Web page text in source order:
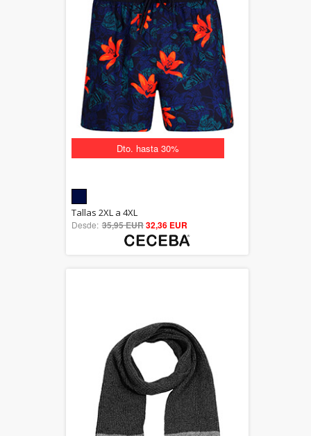
Dto. hasta 30%
5.00
out of 5
Tallas 2XL a 4XL
Desde: 35,95 EUR32,36 EUR